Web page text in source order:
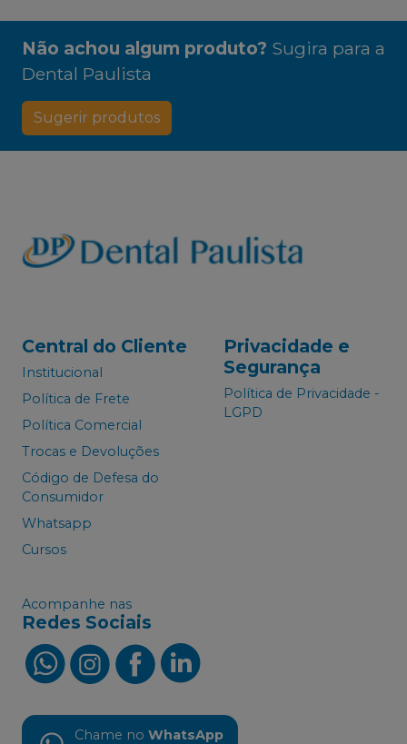
Não achou algum produto? Sugira para a
Dental Paulista
Sugerir produtos
Central do Cliente
Institucional
Política de Frete
Política Comercial
Trocas e Devoluções
Código de Defesa do
Consumidor
Whatsapp
Cursos
Privacidade e
Segurança
Política de Privacidade -
LGPD
Acompanhe nas
Redes Sociais
Chame no WhatsApp